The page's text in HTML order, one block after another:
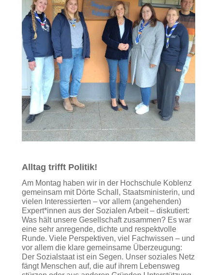
Alltag trifft Politik!
Am Montag haben wir in der Hochschule Koblenz
gemeinsam mit Dörte Schall, Staatsministerin, und
vielen Interessierten – vor allem (angehenden)
Expert*innen aus der Sozialen Arbeit – diskutiert:
Was hält unsere Gesellschaft zusammen? Es war
eine sehr anregende, dichte und respektvolle
Runde. Viele Perspektiven, viel Fachwissen – und
vor allem die klare gemeinsame Überzeugung:
Der Sozialstaat ist ein Segen. Unser soziales Netz
fängt Menschen auf, die auf ihrem Lebensweg